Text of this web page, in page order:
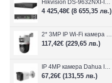
Hikvision DS-9632NXI-I8/VPro – 32-канален NVR с интелигентен AI анализ
4 425,48€ (8 655,35 лв.)
2* 3MP IP Wi-Fi камера Dahua P3D-3F-PV-P-0280B/0600B-PRO
117,42€ (229,65 лв.)
IP 4MP камера Dahua IPC-B1E40-A-0280B, 2.8mm, IR 30m
67,26€ (131,55 лв.)